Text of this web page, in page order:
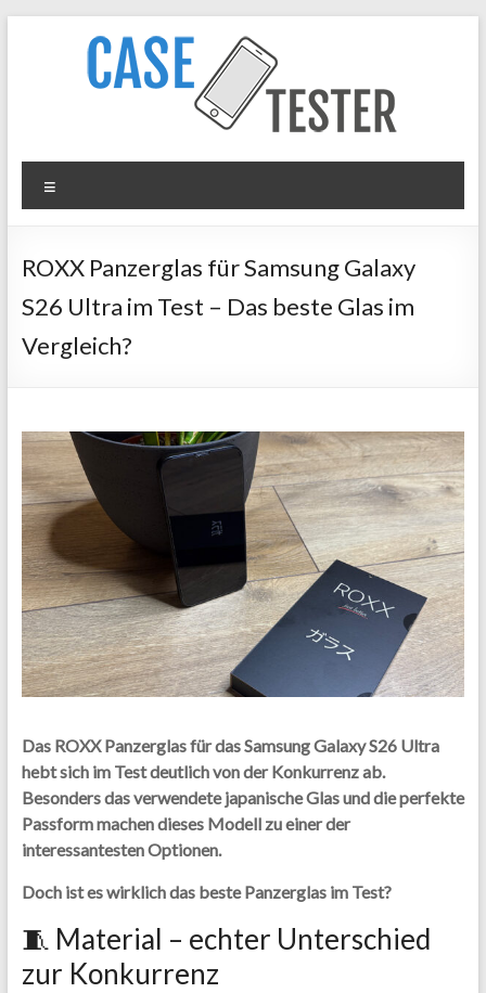
Case
Tester
Hüllen
&
im
ROXX Panzerglas für Samsung Galaxy
S26 Ultra im Test – Das beste Glas im
Vergleich?
Das ROXX Panzerglas für das Samsung Galaxy S26 Ultra
hebt sich im Test deutlich von der Konkurrenz ab.
Besonders das verwendete japanische Glas und die perfekte
Passform machen dieses Modell zu einer der
interessantesten Optionen.
Doch ist es wirklich das beste Panzerglas im Test?
🧵 Material – echter Unterschied
zur Konkurrenz